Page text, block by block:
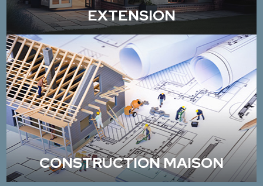
EXTENSION
CONSTRUCTION MAISON